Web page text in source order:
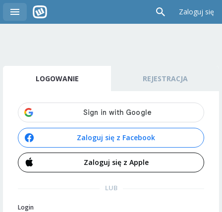
Zaloguj się
LOGOWANIE REJESTRACJA
Zaloguj się z Facebook
Zaloguj się z Apple
LUB
Login